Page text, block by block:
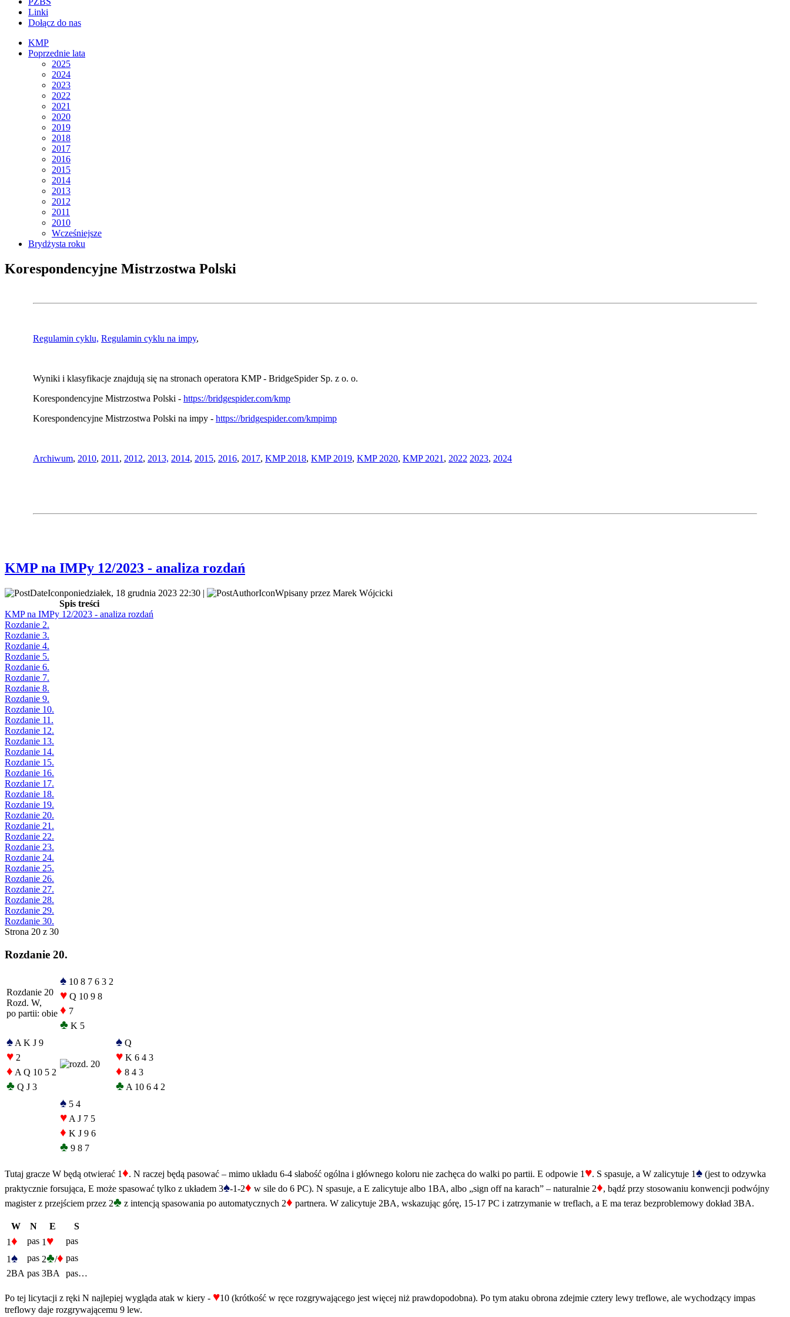
Linki
Dołącz do nas
KMP
Poprzednie lata
2025
2024
2023
2022
2021
2020
2019
2018
2017
2016
2015
2014
2013
2012
2011
2010
Wcześniejsze
Brydżysta roku
Korespondencyjne Mistrzostwa Polski
Regulamin cyklu, Regulamin cyklu na impy,
Wyniki i klasyfikacje znajdują się na stronach operatora KMP - BridgeSpider Sp. z o. o.
Korespondencyjne Mistrzostwa Polski - https://bridgespider.com/kmp
Korespondencyjne Mistrzostwa Polski na impy - https://bridgespider.com/kmpimp
Archiwum, 2010, 2011 , 2012, 2013, 2014, 2015, 2016, 2017, KMP 2018, KMP 2019, KMP 2020, KMP 2021 , 2022 2023, 2024
KMP na IMPy 12/2023 - analiza rozdań
poniedziałek, 18 grudnia 2023 22:30 |
Wpisany przez Marek Wójcicki
Spis treści
KMP na IMPy 12/2023 - analiza rozdań
Rozdanie 2.
Rozdanie 3.
Rozdanie 4.
Rozdanie 5.
Rozdanie 6.
Rozdanie 7.
Rozdanie 8.
Rozdanie 9.
Rozdanie 10.
Rozdanie 11.
Rozdanie 12.
Rozdanie 13.
Rozdanie 14.
Rozdanie 15.
Rozdanie 16.
Rozdanie 17.
Rozdanie 18.
Rozdanie 19.
Rozdanie 20.
Rozdanie 21.
Rozdanie 22.
Rozdanie 23.
Rozdanie 24.
Rozdanie 25.
Rozdanie 26.
Rozdanie 27.
Rozdanie 28.
Rozdanie 29.
Rozdanie 30.
Strona 20 z 30
Rozdanie 20.
Rozdanie 20
Rozd. W,
po partii: obie
♠ 10 8 7 6 3 2
♥ Q 10 9 8
♦ 7
♣ K 5
♠ A K J 9
♥ 2
♦ A Q 10 5 2
♣ Q J 3
♠ Q
♥ K 6 4 3
♦ 8 4 3
♣ A 10 6 4 2
♠ 5 4
♥ A J 7 5
♦ K J 9 6
♣ 9 8 7
Tutaj gracze W będą otwierać 1♦. N raczej będą pasować – mimo układu 6-4 słabość ogólna i głównego koloru nie zachęca do walki po partii. E odpowie 1 ♥. S spasuje, a W zalicytuje 1♠ (jest to odzywka
praktycznie forsująca, E może spasować tylko z układem 3♠-1-2♦ w sile do 6 PC). N spasuje, a E zalicytuje albo 1BA, albo „sign off na karach” – naturalnie 2♦, bądź przy stosowaniu konwencji podwójny
magister z przejściem przez 2♣ z intencją spasowania po automatycznych 2♦ partnera. W zalicytuje 2BA, wskazując górę, 15-17 PC i zatrzymanie w treflach, a E ma teraz bezproblemowy dokład 3BA.
W N E
S
1♦ pas 1 ♥
pas
1♠ pas 2♣/♦ pas
2BA pas 3BA pas…
Po tej licytacji z ręki N najlepiej wygląda atak w kiery - ♥10 (krótkość w ręce rozgrywającego jest więcej niż prawdopodobna). Po tym ataku obrona zdejmie cztery lewy treflowe, ale wychodzący impas
treflowy daje rozgrywającemu 9 lew.